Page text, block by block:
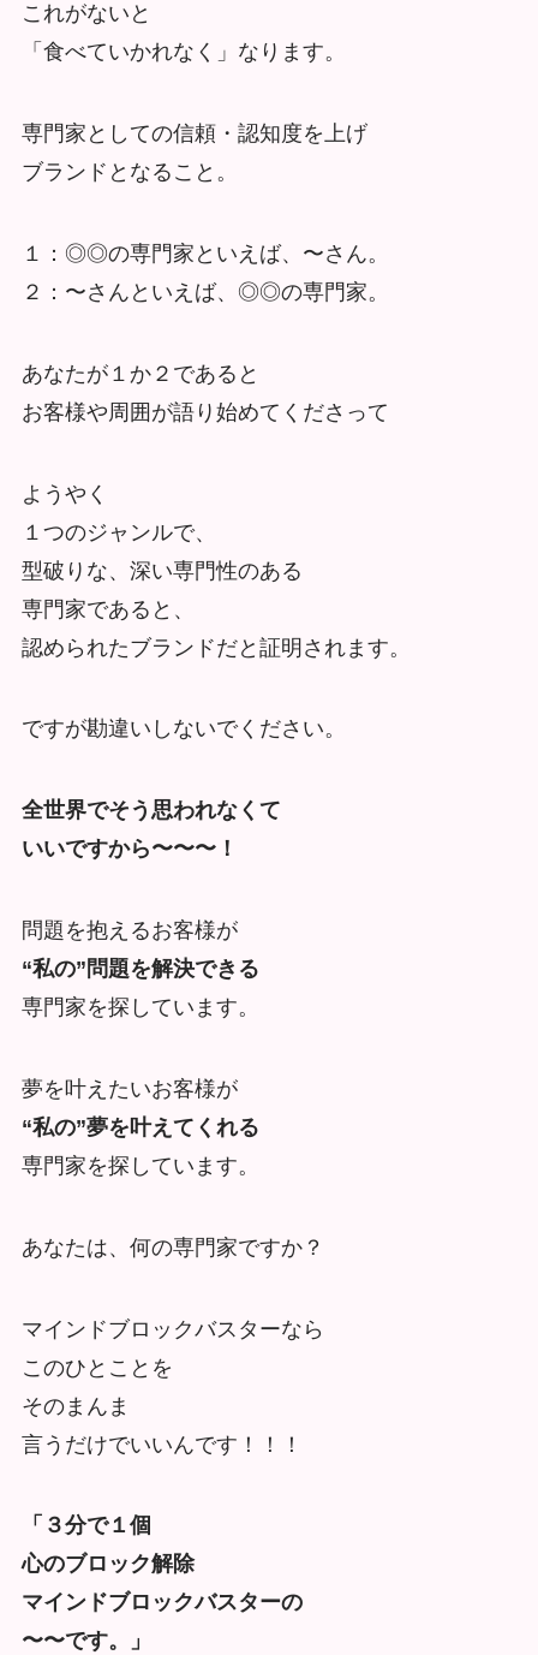
これがないと
「食べていかれなく」なります。
専門家としての信頼・認知度を上げ
ブランドとなること。
１：◎◎の専門家といえば、〜さん。
２：〜さんといえば、◎◎の専門家。
あなたが１か２であると
お客様や周囲が語り始めてくださって
ようやく
１つのジャンルで、
型破りな、深い専門性のある
専門家であると、
認められたブランドだと証明されます。
ですが勘違いしないでください。
全世界でそう思われなくて
いいですから〜〜〜！
問題を抱えるお客様が
“私の”問題を解決できる
専門家を探しています。
夢を叶えたいお客様が
“私の”夢を叶えてくれる
専門家を探しています。
あなたは、何の専門家ですか？
マインドブロックバスターなら
このひとことを
そのまんま
言うだけでいいんです！！！
「３分で１個
心のブロック解除
マインドブロックバスターの
〜〜です。」